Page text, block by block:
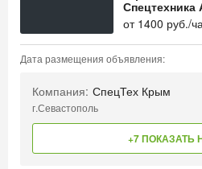
Спецтехника
от 1400 руб./
Дата размещения объявления:
Компания: СпецТех Крым
г.Севастополь
+7 ПОКАЗАТЬ